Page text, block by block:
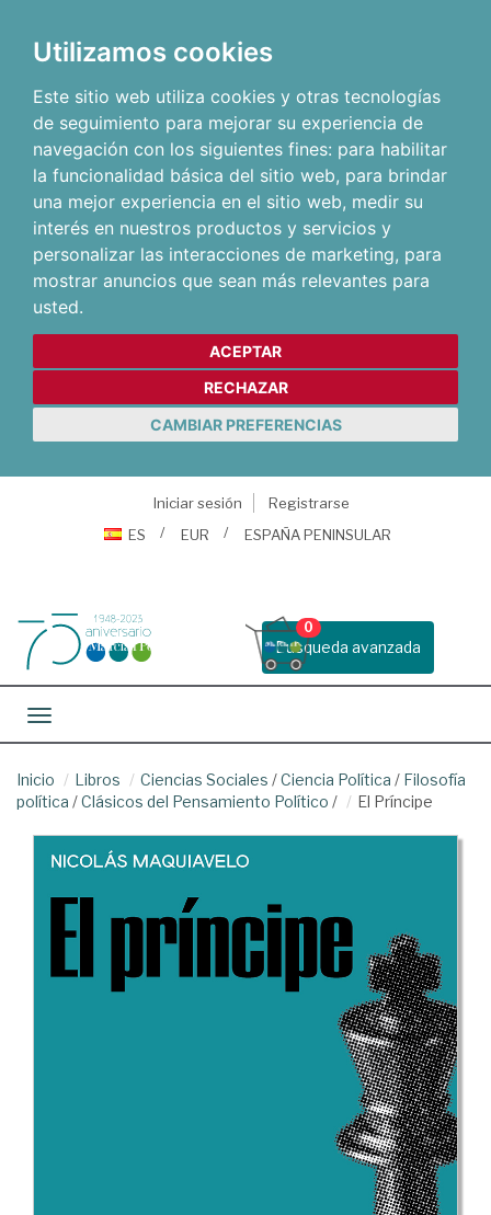
Utilizamos cookies
Este sitio web utiliza cookies y otras tecnologías
de seguimiento para mejorar su experiencia de
navegación con los siguientes fines: para habilitar
la funcionalidad básica del sitio web, para brindar
una mejor experiencia en el sitio web, medir su
interés en nuestros productos y servicios y
personalizar las interacciones de marketing, para
mostrar anuncios que sean más relevantes para
usted.
ACEPTAR
RECHAZAR
CAMBIAR PREFERENCIAS
Iniciar sesión
Registrarse
ES
EUR ESPAÑA PENINSULAR
Busqueda avanzada
0
Toggle navigation
Inicio Libros Ciencias Sociales /Ciencia Política / Filosofía
política /Clásicos del Pensamiento Político / El Príncipe